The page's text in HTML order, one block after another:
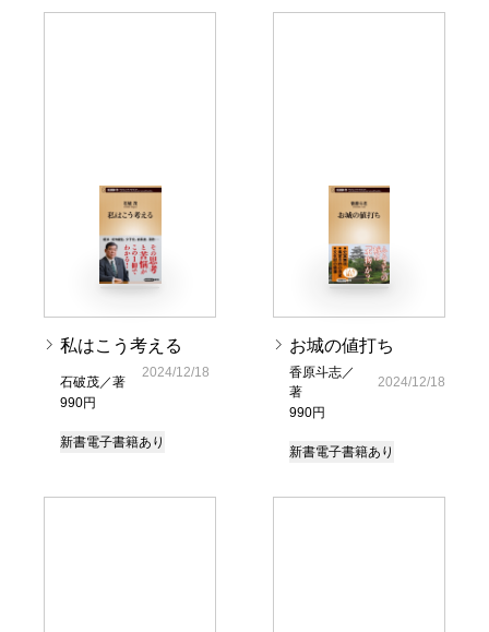
私はこう考える
石破茂／著
990円
2024/12/18
新書電子書籍あり
お城の値打ち
香原斗志／
著
990円
2024/12/18
新書電子書籍あり